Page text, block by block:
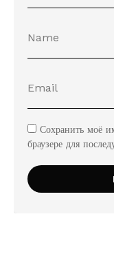
Сохранить моё
браузере для